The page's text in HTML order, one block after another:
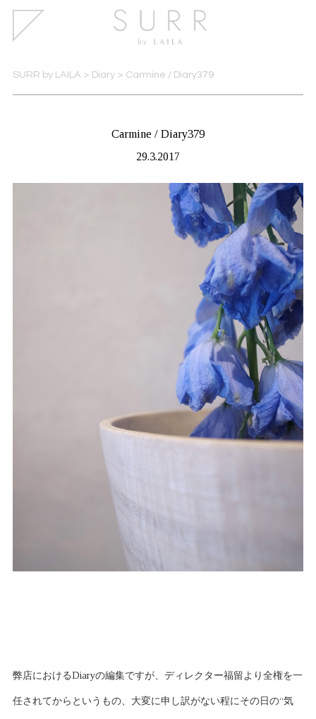
SURR by LAILA > Diary> Carmine / Diary379
Carmine / Diary379
29.3.2017
弊店におけるDiaryの編集ですが、ディレクター福留より全権を一
任されてからというもの、大変に申し訳がない程にその日の“気